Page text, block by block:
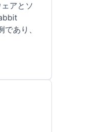
アとソ
あり、